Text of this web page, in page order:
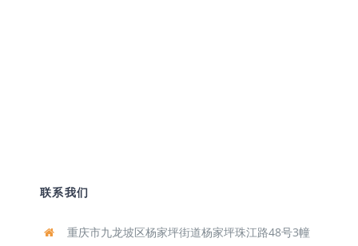
联系我们
重庆市九龙坡区杨家坪街道杨家坪珠江路48号3幢